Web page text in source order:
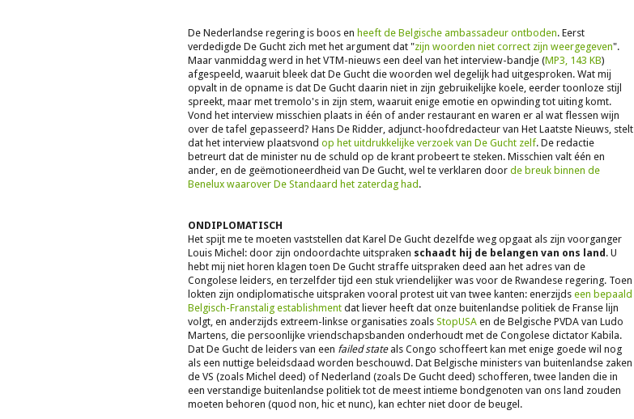
De Nederlandse regering is boos en heeft de Belgische ambassadeur ontboden. Eerst
verdedigde De Gucht zich met het argument dat "zijn woorden niet correct zijn weergegeven".
Maar vanmiddag werd in het VTM-nieuws een deel van het interview-bandje (MP3, 143 KB)
afgespeeld, waaruit bleek dat De Gucht die woorden wel degelijk had uitgesproken. Wat mij
opvalt in de opname is dat De Gucht daarin niet in zijn gebruikelijke koele, eerder toonloze stijl
spreekt, maar met tremolo's in zijn stem, waaruit enige emotie en opwinding tot uiting komt.
Vond het interview misschien plaats in één of ander restaurant en waren er al wat flessen wijn
over de tafel gepasseerd? Hans De Ridder, adjunct-hoofdredacteur van Het Laatste Nieuws, stelt
dat het interview plaatsvond op het uitdrukkelijke verzoek van De Gucht zelf. De redactie
betreurt dat de minister nu de schuld op de krant probeert te steken. Misschien valt één en
ander, en de geëmotioneerdheid van De Gucht, wel te verklaren door de breuk binnen de
Benelux waarover De Standaard het zaterdag had .
ONDIPLOMATISCH
Het spijt me te moeten vaststellen dat Karel De Gucht dezelfde weg opgaat als zijn voorganger
Louis Michel: door zijn ondoordachte uitspraken schaadt hij de belangen van ons land . U
hebt mij niet horen klagen toen De Gucht straffe uitspraken deed aan het adres van de
Congolese leiders, en terzelfder tijd een stuk vriendelijker was voor de Rwandese regering. Toen
lokten zijn ondiplomatische uitspraken vooral protest uit van twee kanten: enerzijds een bepaald
Belgisch-Franstalig establishmentdat liever heeft dat onze buitenlandse politiek de Franse lijn
volgt, en anderzijds extreem-linkse organisaties zoals StopUSAen de Belgische PVDA van Ludo
Martens, die persoonlijke vriendschapsbanden onderhoudt met de Congolese dictator Kabila.
Dat De Gucht de leiders van een failed stateals Congo schoffeert kan met enige goede wil nog
als een nuttige beleidsdaad worden beschouwd. Dat Belgische ministers van buitenlandse zaken
de VS (zoals Michel deed) of Nederland (zoals De Gucht deed) schofferen, twee landen die in
een verstandige buitenlandse politiek tot de meest intieme bondgenoten van ons land zouden
moeten behoren (quod non, hic et nunc), kan echter niet door de beugel.